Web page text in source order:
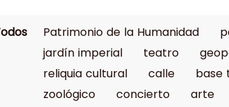
Patrimonio de la Humanidad
jardín imperial
teatro
reliquia cultural
calle base
zoológico
concierto arte